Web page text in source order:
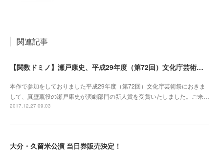
関連記事
【関数ドミノ】瀬戸康史、平成29年度（第72回）文化庁芸術祭 演劇部門 新人賞 受賞！
本作で参加をしておりました平成29年度（第72回）文化庁芸術祭におきま
して、真壁薫役の瀬戸康史が演劇部門の新人賞を受賞いたしました。ご来…
2017.12.27 09:03
大分・久留米公演 当日券販売決定！